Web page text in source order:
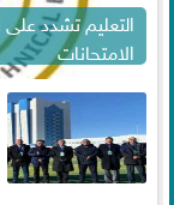
الامتحانات